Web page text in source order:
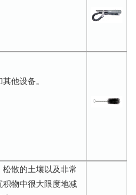
和其他设备。
散的土壤以及非常
物中很大限度地减